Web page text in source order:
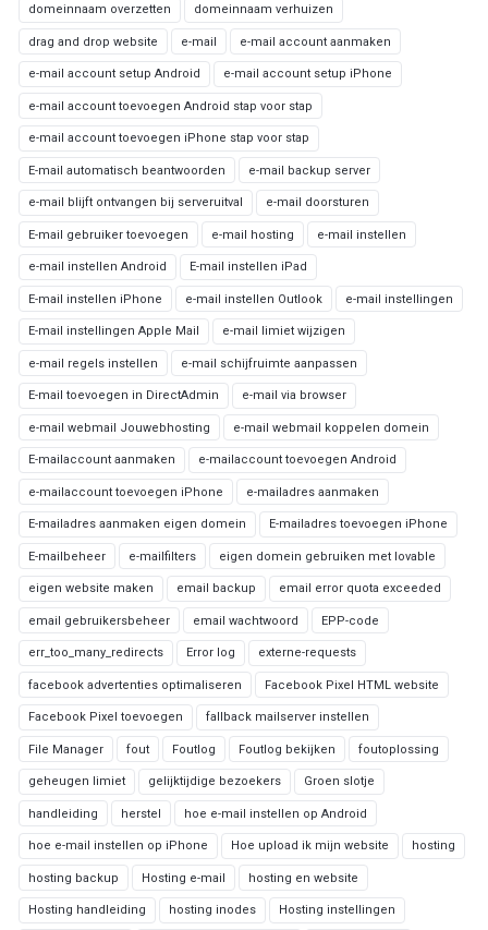
domeinnaam overzetten domeinnaam verhuizen
drag and drop website e-mail e-mail account aanmaken
e-mail account setup Android e-mail account setup iPhone
e-mail account toevoegen Android stap voor stap
e-mail account toevoegen iPhone stap voor stap
E-mail automatisch beantwoorden e-mail backup server
e-mail blijft ontvangen bij serveruitval e-mail doorsturen
E-mail gebruiker toevoegen e-mail hosting e-mail instellen
e-mail instellen Android E-mail instellen iPad
E-mail instellen iPhone e-mail instellen Outlook e-mail instellingen
E-mail instellingen Apple Mail e-mail limiet wijzigen
e-mail regels instellen e-mail schijfruimte aanpassen
E-mail toevoegen in DirectAdmin e-mail via browser
e-mail webmail Jouwebhosting e-mail webmail koppelen domein
E-mailaccount aanmaken e-mailaccount toevoegen Android
e-mailaccount toevoegen iPhone e-mailadres aanmaken
E-mailadres aanmaken eigen domein E-mailadres toevoegen iPhone
E-mailbeheer e-mailfilters eigen domein gebruiken met lovable
eigen website maken email backup email error quota exceeded
email gebruikersbeheer email wachtwoord EPP-code
err_too_many_redirects Error log externe-requests
facebook advertenties optimaliseren Facebook Pixel HTML website
Facebook Pixel toevoegen fallback mailserver instellen
File Manager fout Foutlog Foutlog bekijken foutoplossing
geheugen limiet gelijktijdige bezoekers Groen slotje
handleiding herstel hoe e-mail instellen op Android
hoe e-mail instellen op iPhone Hoe upload ik mijn website hosting
hosting backup Hosting e-mail hosting en website
Hosting handleiding hosting inodes Hosting instellingen